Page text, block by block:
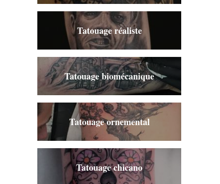
Tatouage réaliste
Tatouage biomécanique
Tatouage ornemental
Tatouage chicano